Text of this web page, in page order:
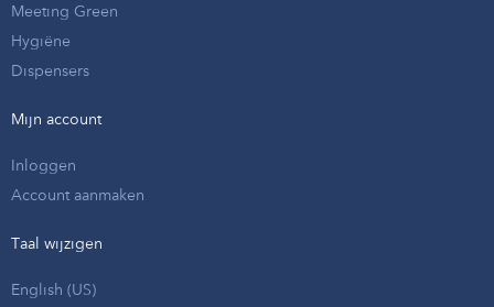
Meeting Green
Hygiëne
Dispensers
Mijn account
Inloggen
Account aanmaken
Taal wijzigen
English (US)